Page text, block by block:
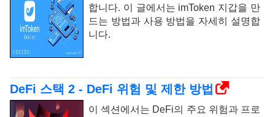
합니다. 이 글에서는 imToken 지갑을 만
드는 방법과 사용 방법을 자세히 설명합
니다.
DeFi 스택 2 - DeFi 위험 및 제한 방법
이 섹션에서는 DeFi의 주요 위험과 프로